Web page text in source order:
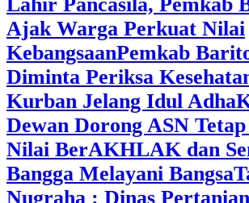
Ajak Warga Perkuat Nilai
KebangsaanPemkab
Diminta Periksa
Kurban Jelang Idul Adha
Dewan Dorong ASN
Nilai BerAKHLAK dan
Bangga Melayani Bangsa
Nugraha : Dinas